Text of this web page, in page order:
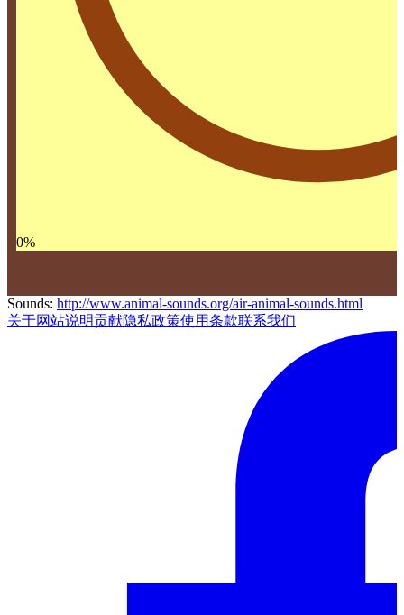
0%
Sounds: http://www.animal-sounds.org/air-animal-sounds.html
关于网站说明贡献隐私政策使用条款联系我们